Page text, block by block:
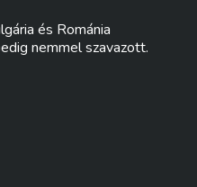
és Románia
nemmel szavazott.